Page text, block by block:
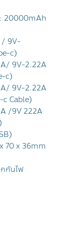
20000mAh
/ 9V-
c)
9V-2.22A
c)
9V-2.22A
Cable)
/9V 222A
70 x 36mm
กันไฟ